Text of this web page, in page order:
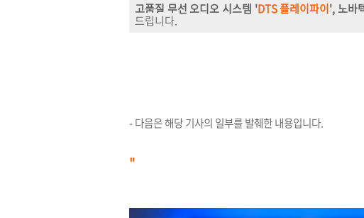
고품질 무선 오디오 시스템 'DTS 플레이파이', 노바
드립니다.
- 다음은 해당 기사의 일부를 발췌한 내용입니다.
"